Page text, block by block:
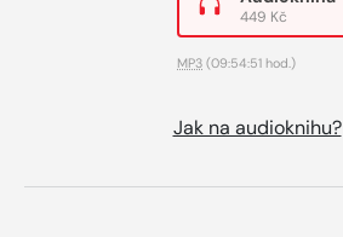
449 Kč
MP3 (09:54:51 hod.)
Jak na audioknihu?